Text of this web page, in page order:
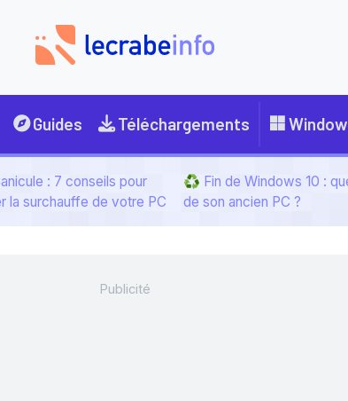
Guides Téléchargements
: 7 conseils pour
la surchauffe de votre PC
♻️ Fin de Windows 10 :
de son ancien PC ?